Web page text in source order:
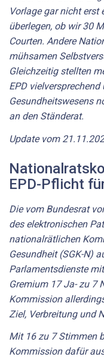
Vorlage gar nicht erst
überlegen, ob wir 30
Courten. Andere
mühsamen
Gleichzeitig stellten
EPD
Gesundheitswesens
an den Ständerat.
Update vom
EPD-Pflicht
Die vom Bundesrat
des elektronischen
nationalrätlichen
Gesundheit (SGK-N)
Parlamentsdienste
Gremium 17 Ja- zu 7
Kommission
Ziel, Verbreitung und
Mit 16 zu 7 Stimmen
Kommission dafür